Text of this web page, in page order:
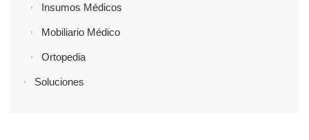
Insumos Médicos
Mobiliario Médico
Ortopedia
Soluciones